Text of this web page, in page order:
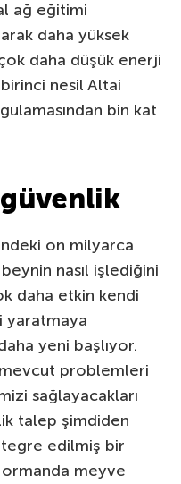
ağ eğitimi
daha yüksek
daha düşük enerji
nesil Altai
bin kat
on milyarca
nasıl işlediğini
daha etkin kendi
yaratmaya
yeni başlıyor.
problemleri
sağlayacakları
talep şimdiden
edilmiş bir
ormanda meyve